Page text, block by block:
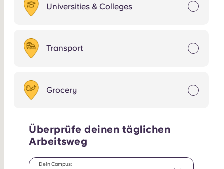
Universities & Colleges
Transport
Grocery
Überprüfe deinen täglichen
Arbeitsweg
Dein Campus: